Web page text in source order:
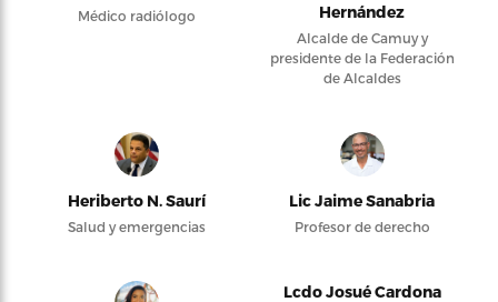
Médico radiólogo
Hernández
Alcalde de Camuy y
presidente de la Federación
de Alcaldes
Heriberto N. Saurí
Salud y emergencias
Lic Jaime Sanabria
Profesor de derecho
Lcdo Josué Cardona